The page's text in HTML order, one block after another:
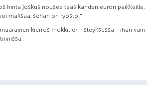
hinta joskus nousee taas kahden euron paikkeille,
maksaa, sehän on ryöstö!”
kierros mökkitien risteyksessä – ihan vain